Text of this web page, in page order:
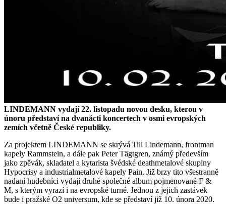
LINDEMANN vydají 22. listopadu novou desku, kterou v
únoru představí na dvanácti koncertech v osmi evropských
zemích včetně České republiky.
Za projektem LINDEMANN se skrývá Till Lindemann, frontman
kapely Rammstein, a dále pak Peter Tägtgren, známý především
jako zpěvák, skladatel a kytarista švédské deathmetalové skupiny
Hypocrisy a industrialmetalové kapely Pain. Již brzy tito všestranně
nadaní hudebníci vydají druhé společné album pojmenované F &
M, s kterým vyrazí i na evropské turné. Jednou z jejich zastávek
bude i pražské O2 universum, kde se představí již 10. února 2020.